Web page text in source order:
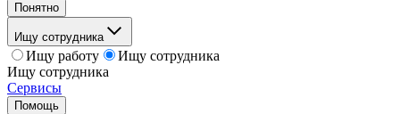
Понятно
Ищу сотрудника
Ищу работу
Ищу сотрудника
Ищу сотрудника
Сервисы
Помощь